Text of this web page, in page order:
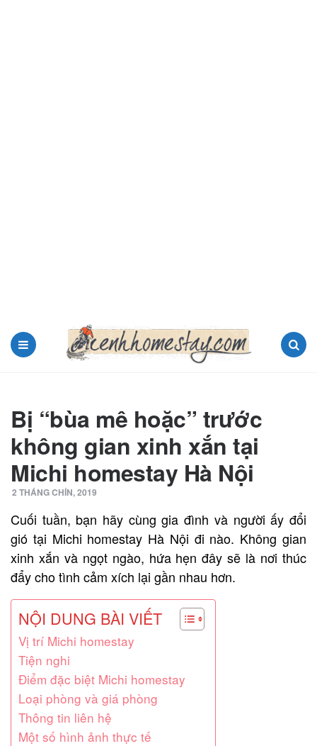
Bị “bùa mê hoặc” trước
không gian xinh xắn tại
Michi homestay Hà Nội
2 THÁNG CHÍN, 2019
Cuối tuần, bạn hãy cùng gia đình và người ấy đổi
gió tại Michi homestay Hà Nội đi nào. Không gian
xinh xắn và ngọt ngào, hứa hẹn đây sẽ là nơi thúc
đẩy cho tình cảm xích lại gần nhau hơn.
NỘI DUNG BÀI VIẾT
Vị trí Michi homestay
Tiện nghi
Điểm đặc biệt Michi homestay
Loại phòng và giá phòng
Thông tin liên hệ
Một số hình ảnh thực tế